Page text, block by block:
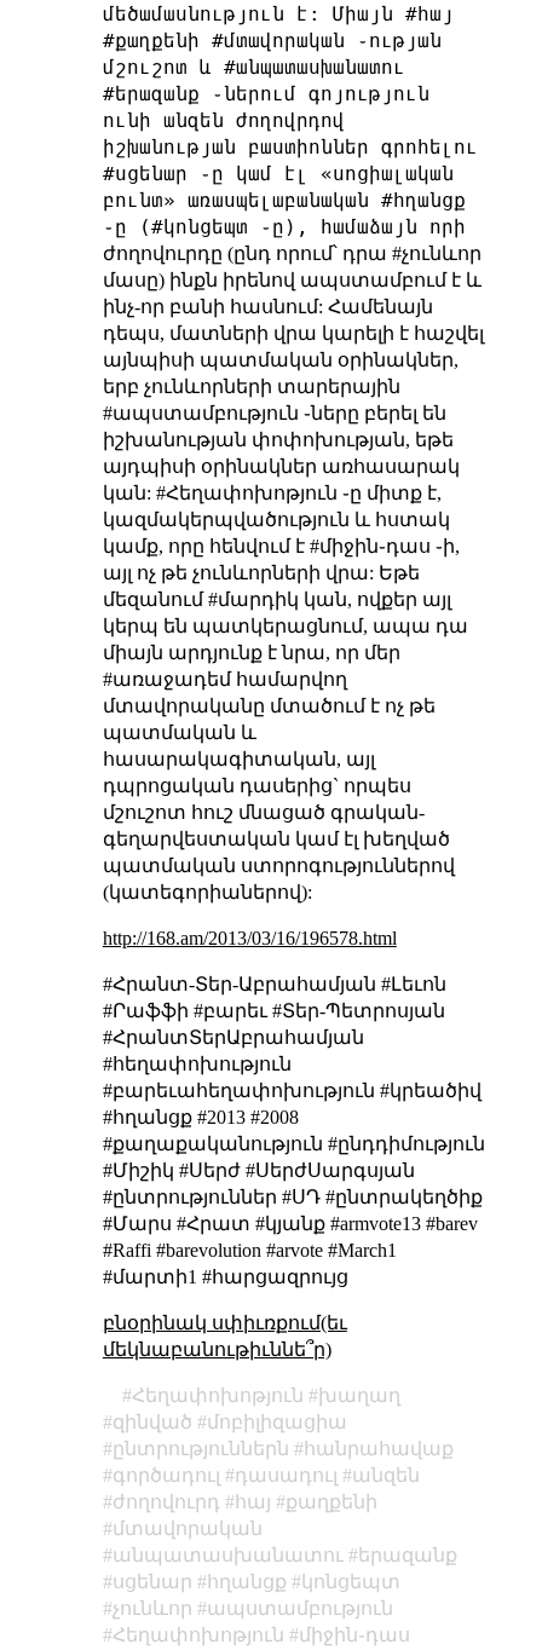
մեծամասնություն է: Միայն #հայ
#քաղքենի #մտավորական ֊ության
մշուշոտ և #անպատասխանատու
#երազանք ֊ներում գոյություն
ունի անզեն ժողովրդով
իշխանության բաստիոններ գրոհելու
#սցենար ֊ը կամ էլ «սոցիալական
բունտ» առասպելաբանական #հղանցք
֊ը (#կոնցեպտ ֊ը), համաձայն որի
ժողովուրդը (ընդ որում՝ դրա #չունևոր
մասը) ինքն իրենով ապստամբում է և
ինչ-որ բանի հասնում: Համենայն
դեպս, մատների վրա կարելի է հաշվել
այնպիսի պատմական օրինակներ,
երբ չունևորների տարերային
#ապստամբություն ֊ները բերել են
իշխանության փոփոխության, եթե
այդպիսի օրինակներ առհասարակ
կան: #Հեղափոխոթյուն ֊ը միտք է,
կազմակերպվածություն և հստակ
կամք, որը հենվում է #միջին֊դաս ֊ի,
այլ ոչ թե չունևորների վրա: Եթե
մեզանում #մարդիկ կան, ովքեր այլ
կերպ են պատկերացնում, ապա դա
միայն արդյունք է նրա, որ մեր
#առաջադեմ համարվող
մտավորականը մտածում է ոչ թե
պատմական և
հասարակագիտական, այլ
դպրոցական դասերից` որպես
մշուշոտ հուշ մնացած գրական-
գեղարվեստական կամ էլ խեղված
պատմական ստորոգություններով
(կատեգորիաներով):
http://168.am/2013/03/16/196578.html
#Հրանտ-Տեր-Աբրահամյան #Լեւոն
#Րաֆֆի #բարեւ #Տեր-Պետրոսյան
#ՀրանտՏերԱբրահամյան
#հեղափոխություն
#բարեւահեղափոխություն #կրեածիվ
#հղանցք #2013 #2008
#քաղաքականություն #ընդդիմություն
#Միշիկ #Սերժ #ՍերժՍարգսյան
#ընտրություններ #ՍԴ #ընտրակեղծիք
#Մարս #Հրատ #կյանք #armvote13 #barev
#Raffi #barevolution #arvote #March1
#մարտի1 #հարցազրույց
բնօրինակ սփիւռքում(եւ
մեկնաբանութիւննե՞ր)
Հեղափոխոթյուն
խաղաղ
զինված
մոբիլիզացիա
ընտրություններն
հանրահավաք
գործադուլ
դասադուլ
անզեն
ժողովուրդ
հայ
քաղքենի
մտավորական
անպատասխանատու
երազանք
սցենար
հղանցք
կոնցեպտ
չունևոր
ապստամբություն
Հեղափոխոթյուն
միջին֊դաս